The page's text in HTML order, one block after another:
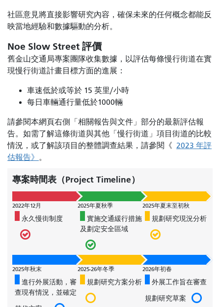
社區意見將直接影響研究內容，確保未來的任何概念都能反
映當地經驗和數據驅動的分析。
Noe Slow Street 評價
舊金山交通局專案團隊收集數據，以評估每條慢行街道在實
現慢行街道計畫目標方面的進展：
車速低於或等於 15 英里/小時
每日車輛通行量低於1000輛
請參閱本網頁右側「相關報告與文件」部分的最新評估報
告。如需了解這條街道與其他「慢行街道」項目街道的比較
情況，或了解該項目的整體調查結果，請參閱《 2023 年評
估報告》 。
專案時間表（Project Timeline）
2022年12月
永久慢街制度
2025年夏秋季
實施交通緩行措施
及劃定安全區域
2025年夏末至初秋
規劃研究現況分析
2025年秋末
進行外展活動，審
查現有情況，並確定
2025-26年冬季
規劃研究方案分析
2026年初春
外展工作旨在審查
規劃研究草案